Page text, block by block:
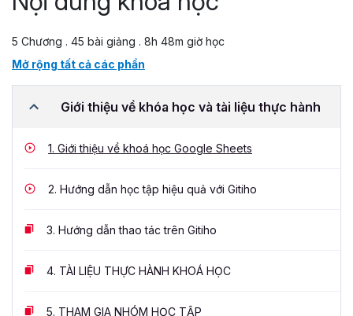
5 Chương . 45 bài giảng . 8h 48m giờ học
Mở rộng tất cả các phần
Giới thiệu về khóa học và tài liệu thực hành
1. Giới thiệu về khoá học Google Sheets
2. Hướng dẫn học tập hiệu quả với Gitiho
3. Hướng dẫn thao tác trên Gitiho
4. TÀI LIỆU THỰC HÀNH KHOÁ HỌC
5. THAM GIA NHÓM HỌC TẬP